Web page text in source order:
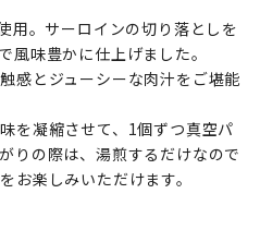
用。サーロインの切り落としを
風味豊かに仕上げました。
感とジューシーな肉汁をご堪能
を凝縮させて、1個ずつ真空パ
りの際は、湯煎するだけなので
お楽しみいただけます。